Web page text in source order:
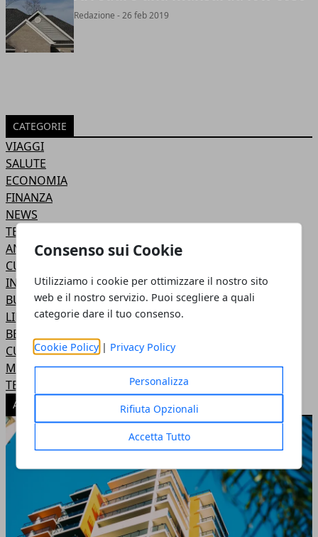
Consenso sui Cookie
Utilizziamo i cookie per ottimizzare il nostro sito
web e il nostro servizio. Puoi scegliere a quali
categorie dare il tuo consenso.
Cookie Policy | Privacy Policy
Personalizza
Rifiuta Opzionali
Accetta Tutto
Redazione - 26 feb 2019
CATEGORIE
VIAGGI
SALUTE
ECONOMIA
FINANZA
NEWS
TECNOLOGIA
ANIMALI
CULTURA
INTERNET
BUSINESS
LIFESTYLE
BELLEZZA
CUCINA
MODA
TEMPO LIBERO
ARTICOLI POPOLARI